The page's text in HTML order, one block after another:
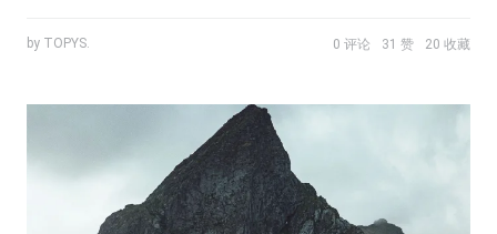
by TOPYS. 0 评论 31 赞 20 收藏